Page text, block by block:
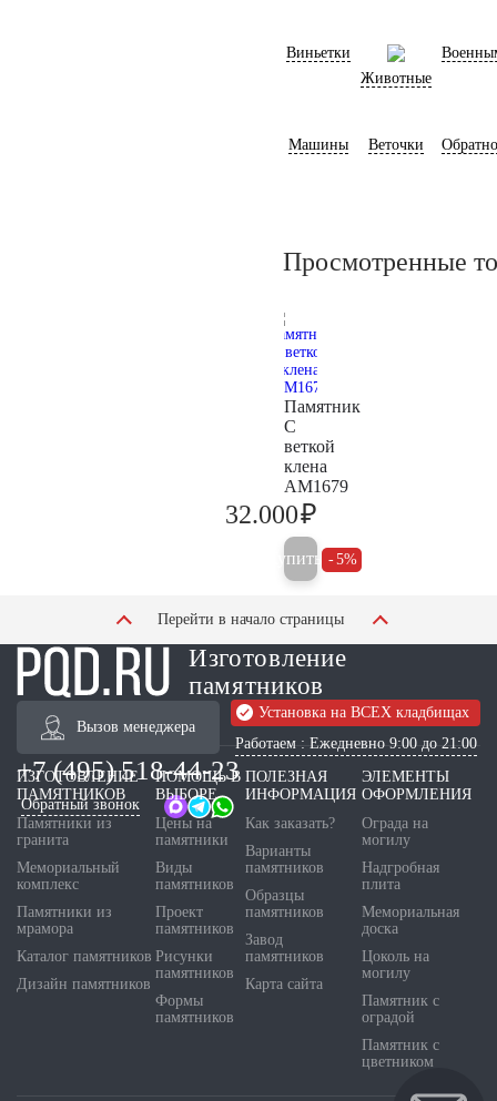
Виньетки
Животные
Машины Веточки
Просмотренные
Памятник
С
веткой
клена
AM1679
32.000₽
Купить 5%
Перейти в начало страницы
Изготовление
памятников
Вызов менеджера
Установка на ВСЕХ кладбищах
Работаем : Ежедневно 9:00 до 21:00
+7 (495) 518-44-23
Обратный звонок
ИЗГОТОВЛЕНИЕ
ПАМЯТНИКОВ
Памятники из
гранита
Мемориальный
комплекс
Памятники из
мрамора
Каталог памятников
Дизайн памятников
ПОМОЩЬ В
ВЫБОРЕ
Цены на
памятники
Виды
памятников
Проект
памятников
Рисунки
памятников
Формы
памятников
ПОЛЕЗНАЯ
ИНФОРМАЦИЯ
Как заказать?
Варианты
памятников
Образцы
памятников
Завод
памятников
Карта сайта
ЭЛЕМЕНТЫ
ОФОРМЛЕНИЯ
Ограда на
могилу
Надгробная
плита
Мемориальная
доска
Цоколь на
могилу
Памятник с
оградой
Памятник с
цветником